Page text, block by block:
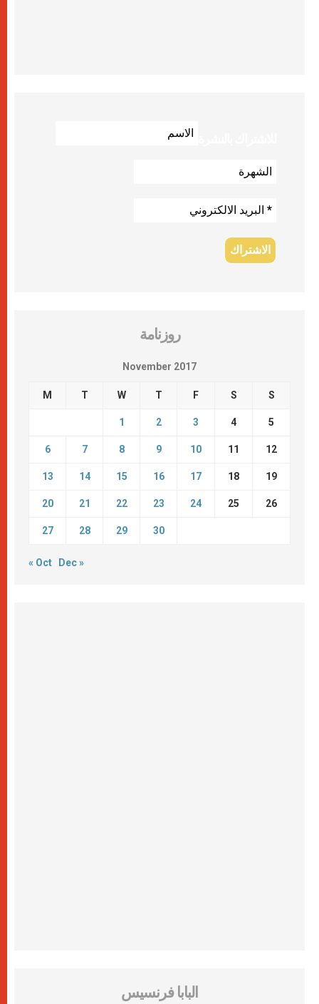
روزنامة
November 2017
M T W T F S S
1 2 3 4 5
6 7 8 9 10 11 12
13 14 15 16 17 18 19
20 21 22 23 24 25 26
27 28 29 30
« Oct Dec »
البابا فرنسيس